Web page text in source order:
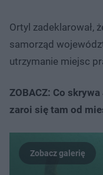
Ortyl zadeklarował,
samorząd
utrzymanie miejsc
ZOBACZ: Co
zaroi się tam od